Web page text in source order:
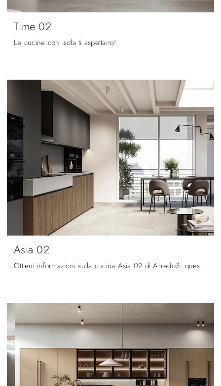
Time 02
Le cucine con isola ti aspettano!.
Asia 02
Ottieni informazioni sulla cucina Asia 02 di Arredo3: questa soluzione in legno sarà l'acquisto ideale per te!